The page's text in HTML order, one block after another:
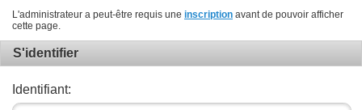
L'administrateur a peut-être requis une inscription avant de pouvoir afficher
cette page.
S'identifier
Identifiant: